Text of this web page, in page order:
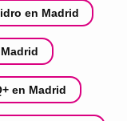
en Madrid
en Madrid